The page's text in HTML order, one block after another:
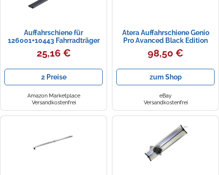
Auffahrschiene für
126001+10443 Fahrradträger
FISCHER einfaches Be- &
Entladen
25,16 €
2 Preise
Amazon Marketplace
Versandkostenfrei
Atera Auffahrschiene Genio
Pro Avanced Black Edition
022787
98,50 €
zum Shop
eBay
Versandkostenfrei